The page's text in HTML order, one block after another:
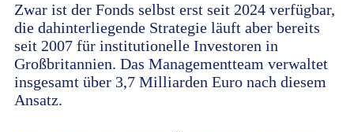
Zwar ist der Fonds selbst erst seit 2024 verfügbar,
die dahinterliegende Strategie läuft aber bereits
seit 2007 für institutionelle Investoren in
Großbritannien. Das Managementteam verwaltet
insgesamt über 3,7 Milliarden Euro nach diesem
Ansatz.